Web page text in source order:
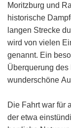
Moritzburg und
historische
langen Strecke
wird von vielen
genannt. Ein
Überquerung
wunderschöne
Die Fahrt war für
der etwa